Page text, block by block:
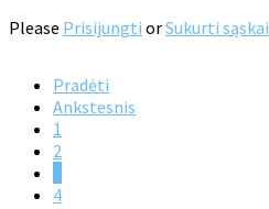
Please Prisijungti orSukurti
Pradėti
Ankstesnis
1
2
4